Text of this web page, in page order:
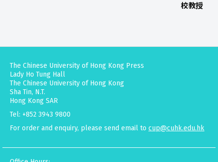
校教授
The Chinese University of Hong Kong Press
Lady Ho Tung Hall
The Chinese University of Hong Kong
Sha Tin, N.T.
Hong Kong SAR
Tel: +852 3943 9800
For order and enquiry, please send email to cup@cuhk.edu.hk